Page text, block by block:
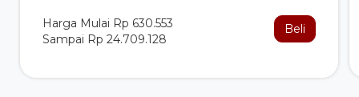
Harga Mulai Rp 630.553
Sampai Rp 24.709.128
Beli